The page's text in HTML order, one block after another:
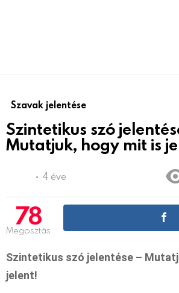
Szavak jelentése
Szintetikus szó
Mutatjuk, hogy mit is
4 éve
78
Megosztás
Szintetikus szó jelentése –
jelent!